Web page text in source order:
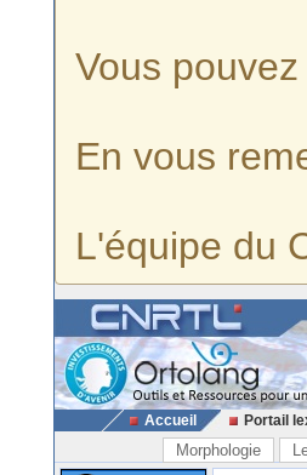
Vous
En vous
L'équipe du
Accueil Portail
Morphologie